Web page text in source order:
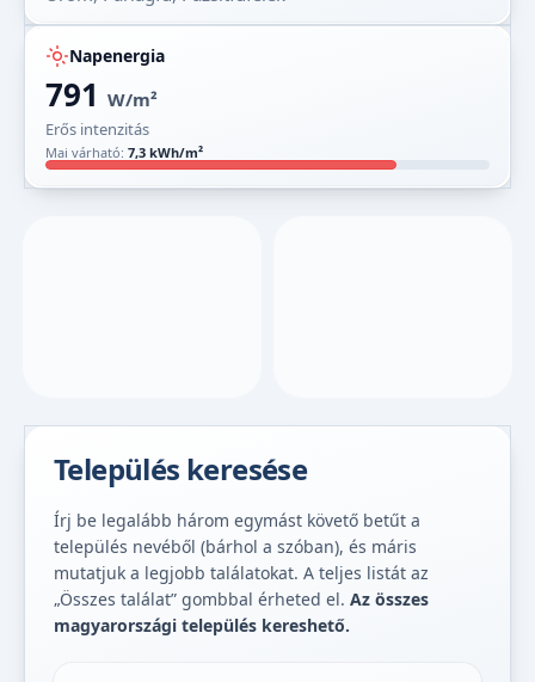
Napenergia
791 W/m²
Erős intenzitás
Mai várható: 7,3 kWh/m²
Település keresése
Írj be legalább három egymást követő betűt a
település nevéből (bárhol a szóban), és máris
mutatjuk a legjobb találatokat. A teljes listát az
„Összes találat” gombbal érheted el. Az összes
magyarországi település kereshető.